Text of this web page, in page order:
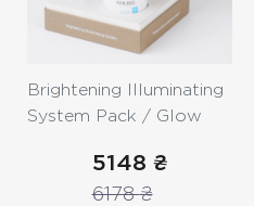
Brightening Illuminating
System Pack / Glow
6178₴
5148 ₴